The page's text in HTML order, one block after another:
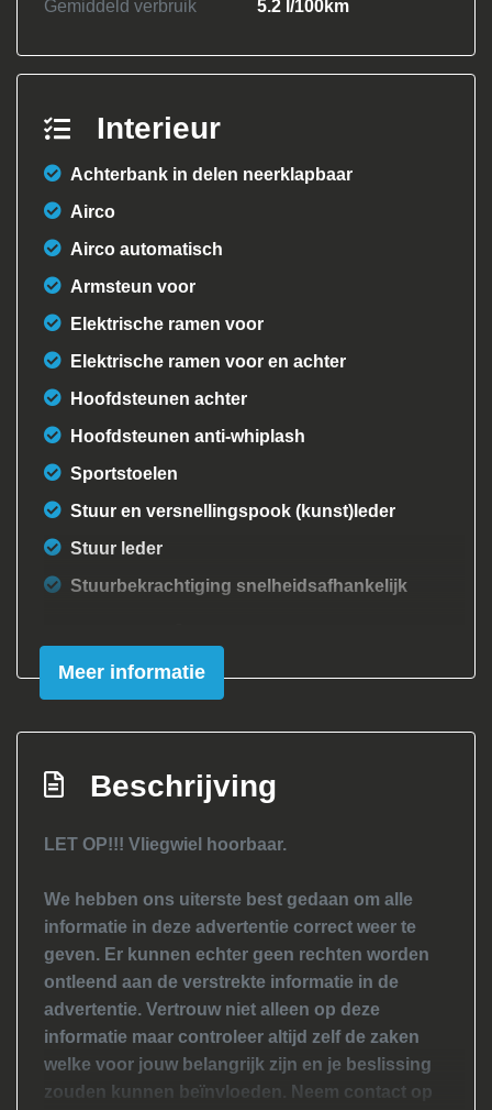
Gemiddeld verbruik
5.2 l/100km
Interieur
Achterbank in delen neerklapbaar
Airco
Airco automatisch
Armsteun voor
Elektrische ramen voor
Elektrische ramen voor en achter
Hoofdsteunen achter
Hoofdsteunen anti-whiplash
Sportstoelen
Stuur en versnellingspook (kunst)leder
Stuur leder
Stuurbekrachtiging snelheidsafhankelijk
Achterruitwisser
Bumpers in carrosseriekleur
afstandsbediening
Getint glas
Lichtmetalen velgen 17"
Sportvelgen
Overige
Meer informatie
Beschrijving
LET OP!!! Vliegwiel hoorbaar.
We hebben ons uiterste best gedaan om alle
informatie in deze advertentie correct weer te
geven. Er kunnen echter geen rechten worden
ontleend aan de verstrekte informatie in de
advertentie. Vertrouw niet alleen op deze
informatie maar controleer altijd zelf de zaken
welke voor jouw belangrijk zijn en je beslissing
zouden kunnen beïnvloeden. Neem contact op